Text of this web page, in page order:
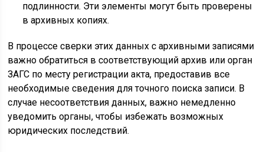
подлинности. Эти элементы могут быть проверены
в архивных копиях.
В процессе сверки этих данных с архивными записями
важно обратиться в соответствующий архив или орган
ЗАГС по месту регистрации акта, предоставив все
необходимые сведения для точного поиска записи. В
случае несоответствия данных, важно немедленно
уведомить органы, чтобы избежать возможных
юридических последствий.